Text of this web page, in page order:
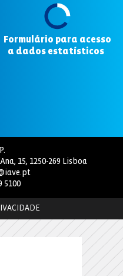
Formulário para acesso
a dados estatísticos
15, 1250-269 Lisboa
5100